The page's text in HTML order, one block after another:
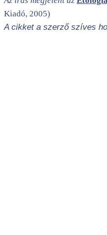
Kiadó, 2005)
A cikket a szerző szíves